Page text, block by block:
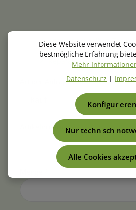
✓ Antwort am selben Tag
✓ Auch für Sammel- &
✓ Reparaturanfragen
Art der Anfrage *
Artikelnummer
Diese Website verwendet
bestmögliche Erfahrung
Mehr
Datenschutz |
Nur technisch
Konfigurieren
Alle Cookies